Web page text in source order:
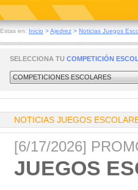
Estas en: Inicio >Ajedrez > Noticias Juegos
SELECCIONA TU COMPETICIÓN
COMPETICIONES ESCOLARES
NOTICIAS JUEGOS
[6/17/2026]
JUEGOS